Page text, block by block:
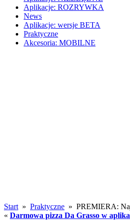
Aplikacje: ROZRYWKA
News
Aplikacje: wersje BETA
Praktyczne
Akcesoria: MOBILNE
Start » Praktyczne » PREMIERA:
« Darmowa pizza Da Grasso w